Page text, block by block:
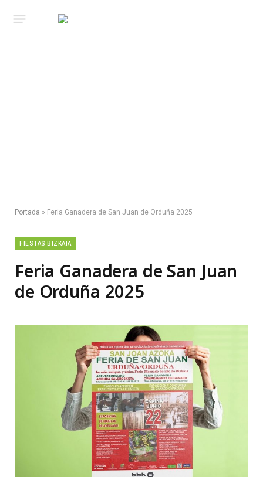
Portada » Feria Ganadera de San Juan de Orduña 2025
FIESTAS BIZKAIA
Feria Ganadera de San Juan
de Orduña 2025